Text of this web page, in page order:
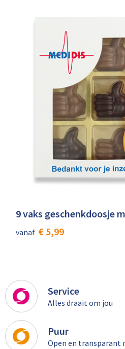
9 vaks geschenkdoosje
vanaf € 5,99
Service
Alles draait om jou
Puur
Open en transparant